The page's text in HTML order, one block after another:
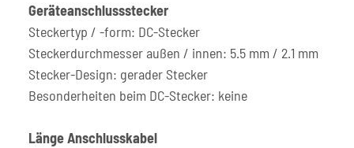
Geräteanschlussstecker
Steckertyp / -form: DC-Stecker
Steckerdurchmesser außen / innen: 5.5 mm / 2.1 mm
Stecker-Design: gerader Stecker
Besonderheiten beim DC-Stecker: keine
Länge Anschlusskabel